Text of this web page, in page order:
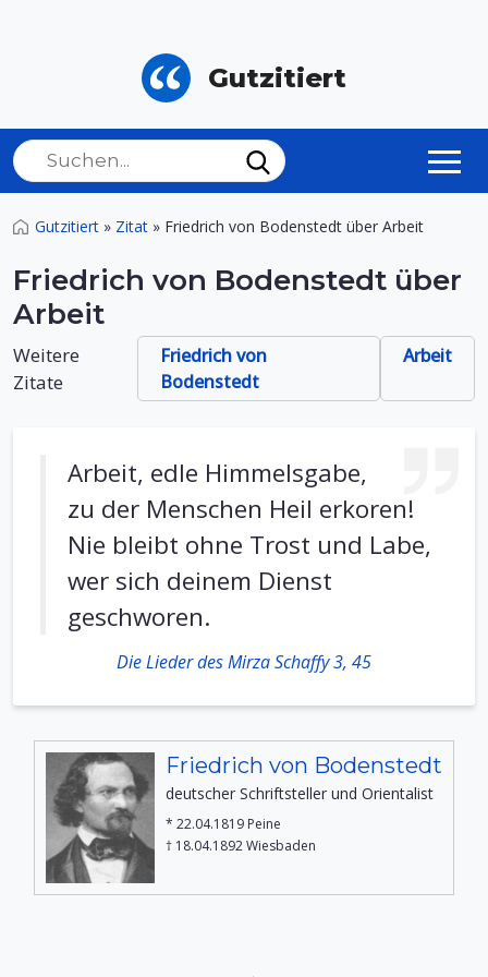
Gutzitiert
Gutzitiert » Zitat » Friedrich von Bodenstedt über Arbeit
Friedrich von Bodenstedt über
Arbeit
Weitere
Zitate
Friedrich von
Bodenstedt
Arbeit
Arbeit, edle Himmelsgabe,
zu der Menschen Heil erkoren!
Nie bleibt ohne Trost und Labe,
wer sich deinem Dienst
geschworen.
Die Lieder des Mirza Schaffy 3, 45
Friedrich von Bodenstedt
deutscher Schriftsteller und Orientalist
* 22.04.1819 Peine
† 18.04.1892 Wiesbaden